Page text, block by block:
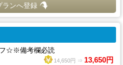
ランへ登録
フ☆※備考欄必読
14,650円 ⇒ 13,650円